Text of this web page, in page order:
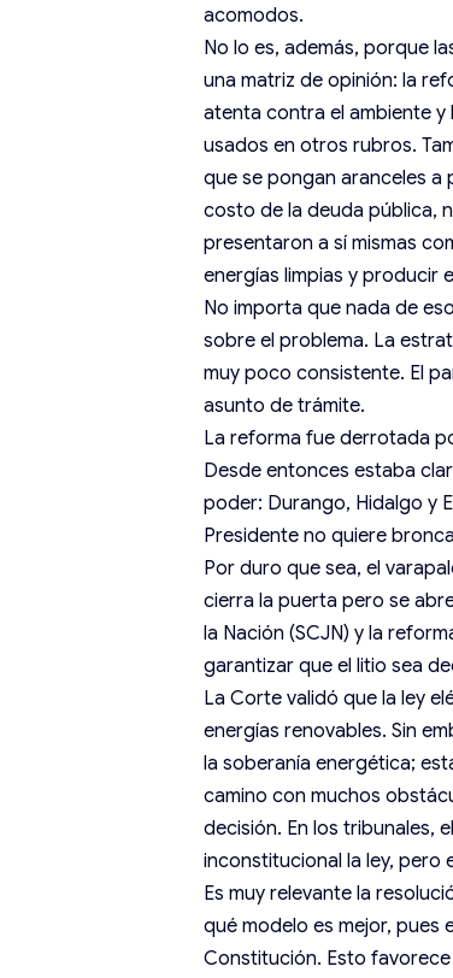
acomodos.
No lo es, además, porque
una matriz de opinión: la
atenta contra el ambiente
usados en otros rubros.
que se pongan aranceles a
costo de la deuda pública,
presentaron a sí mismas
energías limpias y producir
No importa que nada de
sobre el problema. La
muy poco consistente. El
asunto de trámite.
La reforma fue derrotada
Desde entonces estaba
poder: Durango, Hidalgo y
Presidente no quiere
Por duro que sea, el
cierra la puerta pero se
la Nación (SCJN) y la
garantizar que el litio sea
La Corte validó que la ley
energías renovables. Sin
la soberanía energética;
camino con muchos
decisión. En los tribunales,
inconstitucional la ley, pero
Es muy relevante la
qué modelo es mejor, pues
Constitución. Esto